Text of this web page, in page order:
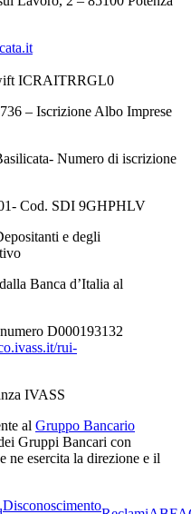
ICRAITRRGL0
– Iscrizione Albo Imprese
Numero di iscrizione
Cod. SDI 9GHPHLV
e degli
Banca d’Italia al
D000193132
rui-
IVASS
al Gruppo Bancario
Gruppi Bancari con
ne esercita la direzione e il
Disconoscimento